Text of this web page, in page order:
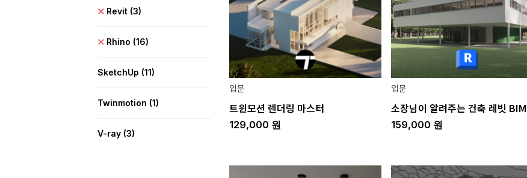
Revit (3)
Rhino (16)
SketchUp (11)
Twinmotion (1)
V-ray (3)
입문
트윈모션 렌더링 마스터
129,000 원
입문
소장님이 알려주는 건축 레빗 BIM
159,000 원